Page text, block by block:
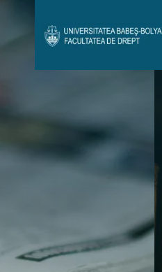
Avizier Studenți